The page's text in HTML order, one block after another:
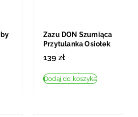
by
Zazu DON Szumiąca
Przytulanka Osiołek
139 zł
Dodaj do koszyka